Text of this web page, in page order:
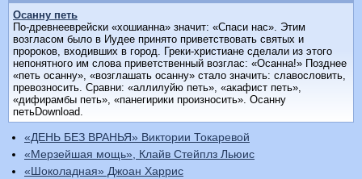
Осанну петь
По-древнееврейски «хошианна» значит: «Спаси нас». Этим
возгласом было в Иудее принято приветствовать святых и
пророков, входивших в город. Греки-христиане сделали из этого
непонятного им слова приветственный возглас: «Осанна!» Позднее
«петь осанну», «возглашать осанну» стало значить: славословить,
превозносить. Сравни: «аллилуйю петь», «акафист петь»,
«дифирамбы петь», «панегирики произносить». Осанну
петьDownload.
«ДЕНЬ БЕЗ ВРАНЬЯ» Виктории Токаревой
«Мерзейшая мощь», Клайв Стейплз Льюис
«Шоколадная» Джоан Харрис